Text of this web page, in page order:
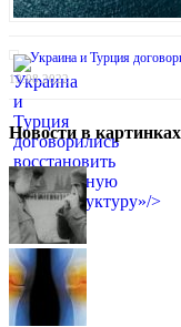
Украина и Турция
19.08.2022
Новости в картинках